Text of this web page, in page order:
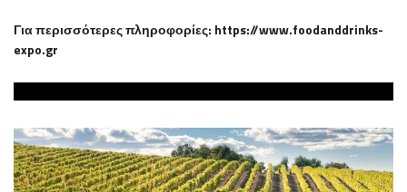
Για περισσότερες πληροφορίες: https://www.foodanddrinks-
expo.gr